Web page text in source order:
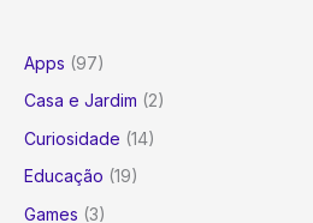
Apps (97)
Casa e Jardim (2)
Curiosidade (14)
Educação (19)
Games (3)